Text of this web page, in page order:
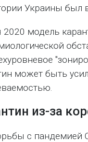
Украины был
2020 модель
может быть
из-за
с пандемией